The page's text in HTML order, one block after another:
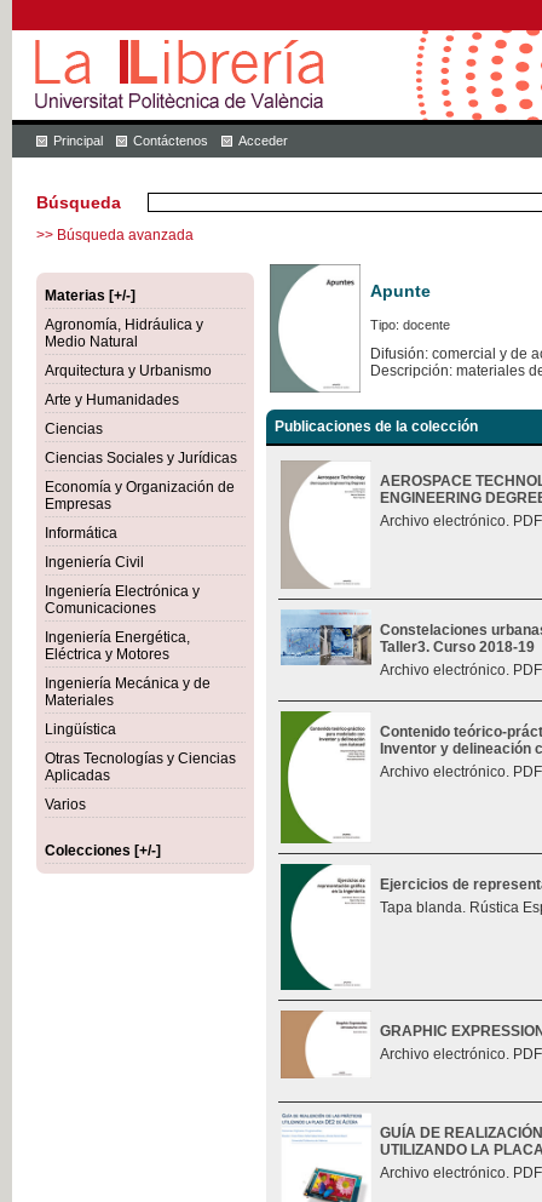
Principal Contáctenos Acceder
Búsqueda
>> Búsqueda avanzada
Materias [+/-]
Agronomía, Hidráulica y
Medio Natural
Arquitectura y Urbanismo
Arte y Humanidades
Ciencias
Ciencias Sociales y Jurídicas
Economía y Organización de
Empresas
Informática
Ingeniería Civil
Ingeniería Electrónica y
Comunicaciones
Ingeniería Energética,
Eléctrica y Motores
Ingeniería Mecánica y de
Materiales
Lingüística
Otras Tecnologías y Ciencias
Aplicadas
Varios
Colecciones [+/-]
Apunte
Tipo: docente
Difusión: comercial y de
Descripción: materiales
Publicaciones de la colección
AEROSPACE
ENGINEERING
Archivo electrónico.
Constelaciones
Taller3. Curso 2018-19
Archivo electrónico.
Contenido teórico-
Inventor y delineación
Archivo electrónico.
Ejercicios de
Tapa blanda. Rústica
GRAPHIC
Archivo electrónico.
GUÍA DE
UTILIZANDO LA
Archivo electrónico.